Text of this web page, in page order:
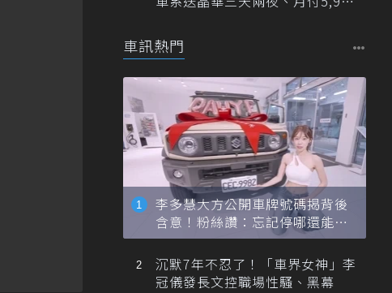
車訊熱門
李多慧大方公開車牌號碼揭背後
含意！粉絲讚：忘記停哪還能幫
忙找車
沉默7年不忍了！「車界女神」李
冠儀發長文控職場性騷、黑幕